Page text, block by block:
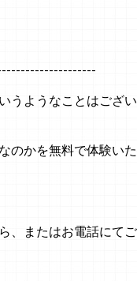
うようなことはござい
のかを無料で体験いた
、またはお電話にてご